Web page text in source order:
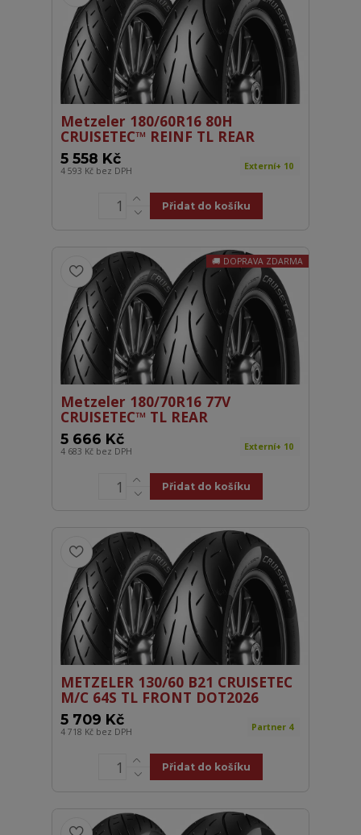
Metzeler 180/60R16 80H
CRUISETEC™ REINF TL REAR
5 558 Kč
4 593 Kč bez DPH Externí+ 10
Přidat do košíku
DOPRAVA ZDARMA
Metzeler 180/70R16 77V
CRUISETEC™ TL REAR
5 666 Kč
4 683 Kč bez DPH Externí+ 10
Přidat do košíku
METZELER 130/60 B21 CRUISETEC
M/C 64S TL FRONT DOT2026
5 709 Kč
4 718 Kč bez DPH Partner 4
Přidat do košíku